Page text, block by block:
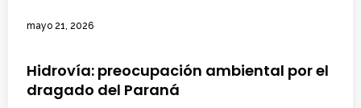
mayo 21, 2026
Hidrovía: preocupación ambiental por el
dragado del Paraná